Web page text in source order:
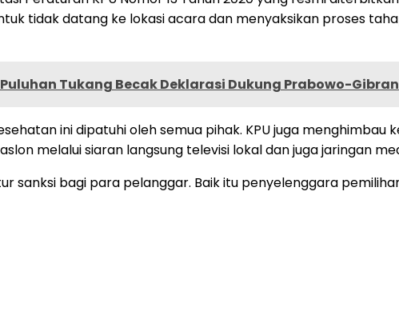
tidak datang ke lokasi acara dan menyaksikan proses
Tukang Becak Deklarasi Dukung Prabowo-Gibran
ini dipatuhi oleh semua pihak. KPU juga
melalui siaran langsung televisi lokal dan juga jaringan
sanksi bagi para pelanggar. Baik itu penyelenggara